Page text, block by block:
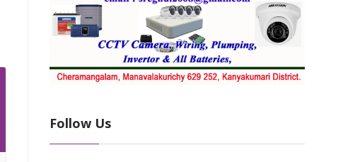
Follow Us